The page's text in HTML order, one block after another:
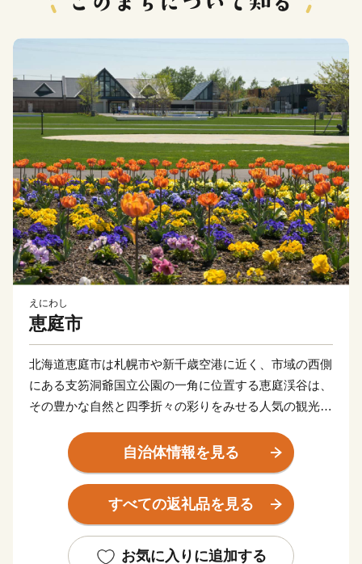
えにわし
恵庭市
北海道恵庭市は札幌市や新千歳空港に近く、市域の西側
にある支笏洞爺国立公園の一角に位置する恵庭渓谷は、
その豊かな自然と四季折々の彩りをみせる人気の観光ス
花づくりが盛んで、個人の庭を開放したオープンガーデ
ンに全国各地からたくさんの方が見学に訪れています。
読書活動も盛んで、全国に先駆けて実施したブックスタ
ート事業など、読書のまちづくりにも力を入れていま
豊かな水資源を求め、大手ビール工場（サッポロビール
自治体情報を見る
すべての返礼品を見る
お気に入りに追加する